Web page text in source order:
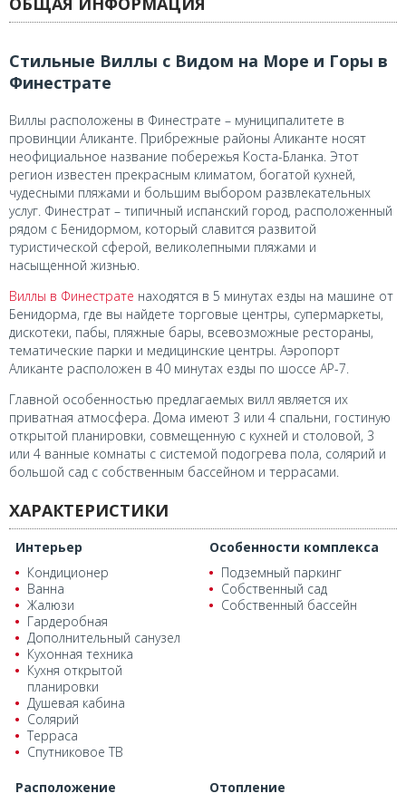
Стильные Виллы с Видом на Море и Горы в
Финестрате
Виллы расположены в Финестрате – муниципалитете в
провинции Аликанте. Прибрежные районы Аликанте носят
неофициальное название побережья Коста-Бланка. Этот
регион известен прекрасным климатом, богатой кухней,
чудесными пляжами и большим выбором развлекательных
услуг. Финестрат – типичный испанский город, расположенный
рядом с Бенидормом, который славится развитой
туристической сферой, великолепными пляжами и
насыщенной жизнью.
Виллы в Финестрате находятся в 5 минутах езды на машине от
Бенидорма, где вы найдете торговые центры, супермаркеты,
дискотеки, пабы, пляжные бары, всевозможные рестораны,
тематические парки и медицинские центры. Аэропорт
Аликанте расположен в 40 минутах езды по шоссе AP-7.
Главной особенностью предлагаемых вилл является их
приватная атмосфера. Дома имеют 3 или 4 спальни, гостиную
открытой планировки, совмещенную с кухней и столовой, 3
или 4 ванные комнаты с системой подогрева пола, солярий и
большой сад с собственным бассейном и террасами.
ХАРАКТЕРИСТИКИ
Интерьер
Кондиционер
Ванна
Жалюзи
Гардеробная
Дополнительный санузел
Кухонная техника
Кухня открытой
планировки
Душевая кабина
Солярий
Терраса
Спутниковое ТВ
Особенности комплекса
Подземный паркинг
Собственный сад
Собственный бассейн
Расположение
Отопление